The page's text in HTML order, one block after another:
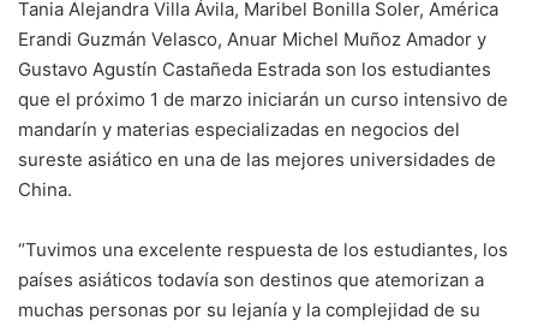
Tania Alejandra Villa Ávila, Maribel Bonilla Soler, América
Erandi Guzmán Velasco, Anuar Michel Muñoz Amador y
Gustavo Agustín Castañeda Estrada son los estudiantes
que el próximo 1 de marzo iniciarán un curso intensivo de
mandarín y materias especializadas en negocios del
sureste asiático en una de las mejores universidades de
China.
“Tuvimos una excelente respuesta de los estudiantes, los
países asiáticos todavía son destinos que atemorizan a
muchas personas por su lejanía y la complejidad de su